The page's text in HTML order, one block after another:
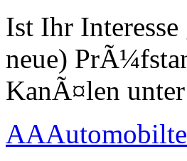
Ist Ihr
neue)
KanÃ¤len